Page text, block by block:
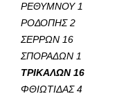
ΡΕΘΥΜΝΟΥ 1
ΡΟΔΟΠΗΣ 2
ΣΕΡΡΩΝ 16
ΣΠΟΡΑΔΩΝ 1
ΤΡΙΚΑΛΩΝ 16
ΦΘΙΩΤΙΔΑΣ 4